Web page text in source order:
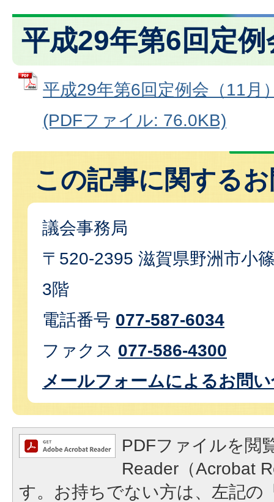
平成29年第6回定
平成29年第6回定例会（11月
(PDFファイル: 76.0KB)
この記事に関する
議会事務局
〒520-2395 滋賀県野洲市小
3階
電話番号 077-587-6034
ファクス 077-586-4300
メールフォームによるお問
PDFファイルを閲
Reader（Acrobat
す。お持ちでない方は、左記の